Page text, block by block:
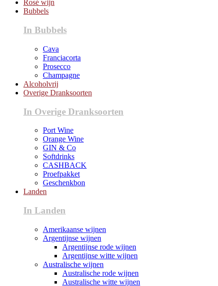
Rosé wijn
Bubbels
In Bubbels
Cava
Franciacorta
Prosecco
Champagne
Alcoholvrij
Overige Dranksoorten
In Overige Dranksoorten
Port Wine
Orange Wine
GIN & Co
Softdrinks
CASHBACK
Proefpakket
Geschenkbon
Landen
In Landen
Amerikaanse wijnen
Argentijnse wijnen
Argentijnse rode wijnen
Argentijnse witte wijnen
Australische wijnen
Australische rode wijnen
Australische witte wijnen